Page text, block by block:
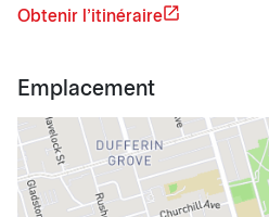
Obtenir l'itinéraire
Emplacement